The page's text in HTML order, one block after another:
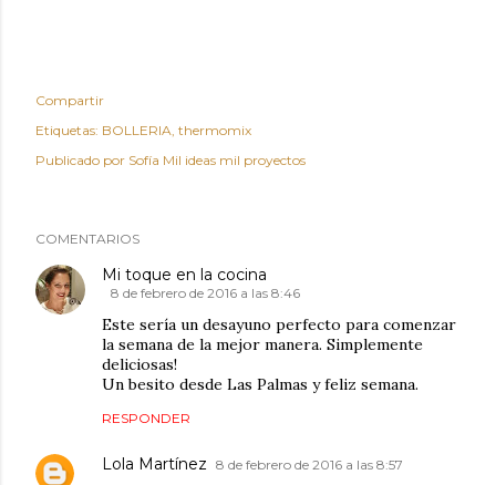
Compartir
Etiquetas: BOLLERIA thermomix
Publicado por Sofía Mil ideas mil proyectos
COMENTARIOS
Mi toque en la cocina
8 de febrero de 2016 a las 8:46
Este sería un desayuno perfecto para comenzar
la semana de la mejor manera. Simplemente
deliciosas!
Un besito desde Las Palmas y feliz semana.
RESPONDER
Lola Martínez 8 de febrero de 2016 a las 8:57